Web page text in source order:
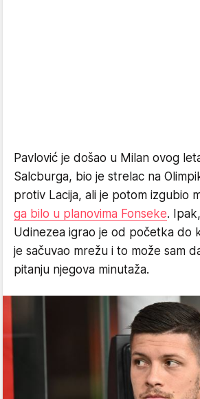
Pavlović je došao u Milan ovog
Salcburga, bio je strelac na
protiv Lacija, ali je potom izgubio
ga bilo u planovima Fonseke.
Udinezea igrao je od početka do
je sačuvao mrežu i to može sam
pitanju njegova minutaža.